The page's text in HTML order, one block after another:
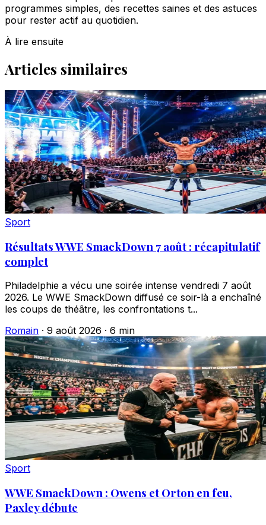
programmes simples, des recettes saines et des astuces
pour rester actif au quotidien.
À lire ensuite
Articles similaires
Sport
Résultats WWE SmackDown 7 août : récapitulatif
complet
Philadelphie a vécu une soirée intense vendredi 7 août
2026. Le WWE SmackDown diffusé ce soir-là a enchaîné
les coups de théâtre, les confrontations t...
Romain · 9 août 2026 · 6 min
Sport
WWE SmackDown : Owens et Orton en feu,
Paxley débute